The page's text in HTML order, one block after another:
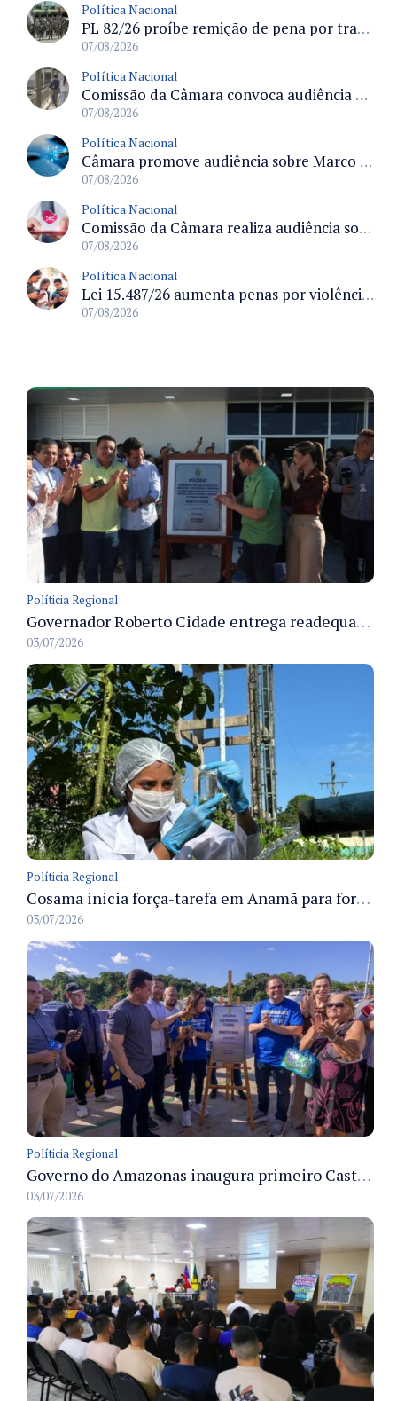
Política Nacional
PL 82/26 proíbe remição de pena por trabalho em funções militares para condenados por crimes contra o Estado Democrático de Direito
07/08/2026
Política Nacional
Comissão da Câmara convoca audiência para discutir misoginia nas escolas e universidades após divulgação de listas misóginas
07/08/2026
Política Nacional
Câmara promove audiência sobre Marco de Fomento à Economia Digital e impactos da inteligência artificial
07/08/2026
Política Nacional
Comissão da Câmara realiza audiência sobre apostas online para medir o tamanho do mercado ilegal
07/08/2026
Política Nacional
Lei 15.487/26 aumenta penas por violência sexual digital contra crianças e adolescentes e autoriza ronda virtual para investigação
07/08/2026
Políticia Regional
Governador Roberto Cidade entrega readequação do ambulatório da FCecon e amplia capacidade de atendimento oncológico em Manaus
03/07/2026
Políticia Regional
Cosama inicia força-tarefa em Anamã para fortalecer abastecimento de água e segurança hídrica da população
03/07/2026
Políticia Regional
Governo do Amazonas inaugura primeiro Castramóvel Fluvial para atendimento veterinário às comunidades ribeirinhas e castração gratuita
03/07/2026